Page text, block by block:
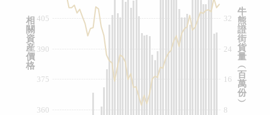
8
16
24
32
360
375
390
405
牛
熊
證
街
貨
量
︵
百
萬
份
︶
相
關
資
産
價
格
牛熊證文件及公告
牛熊證文件及公告 (瑞信)
收市競價變化